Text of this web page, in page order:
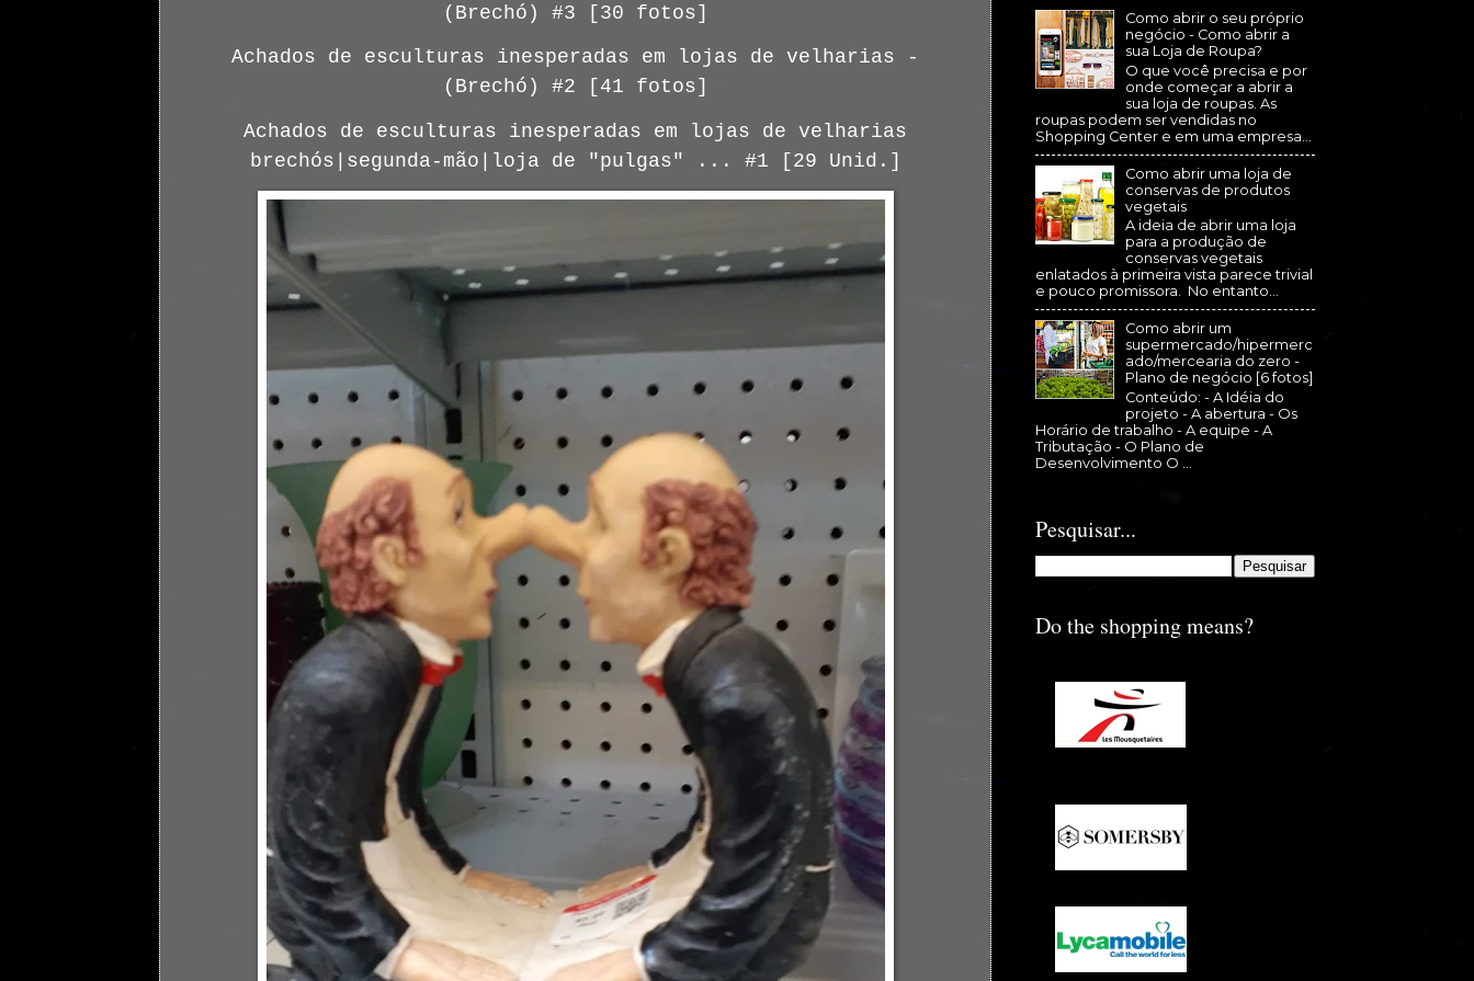
(Brechó) #3 [30 fotos]
Achados de esculturas inesperadas em lojas de velharias -
(Brechó) #2 [41 fotos]
Achados de esculturas inesperadas em lojas de velharias
brechós|segunda-mão|loja de "pulgas" ... #1 [29 Unid.]
Como abrir o seu próprio
negócio - Como abrir a
sua Loja de Roupa?
O que você precisa e por
onde começar a abrir a
sua loja de roupas. As
roupas podem ser vendidas no
Shopping Center e em uma empresa...
Como abrir uma loja de
conservas de produtos
vegetais
A ideia de abrir uma loja
para a produção de
conservas vegetais
enlatados à primeira vista parece trivial
e pouco promissora. No entanto...
Como abrir um
supermercado/hipermerc
ado/mercearia do zero -
Plano de negócio [6 fotos]
Conteúdo: - A Idéia do
projeto - A abertura - Os
Horário de trabalho - A equipe - A
Tributação - O Plano de
Desenvolvimento O ...
Pesquisar...
Do the shopping means?